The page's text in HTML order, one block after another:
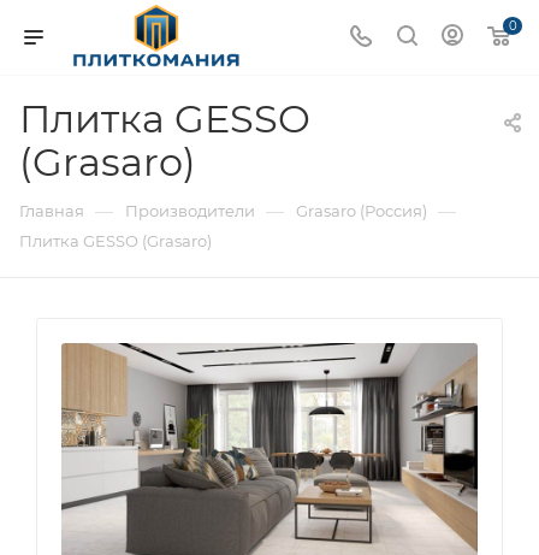
0
Плитка GESSO
(Grasaro)
Главная — Производители — Grasaro (Россия) —
Плитка GESSO (Grasaro)